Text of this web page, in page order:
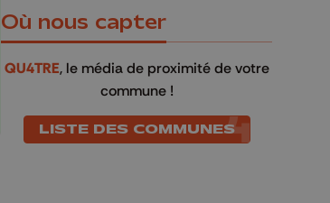
Où nous capter
QU4TRE, le média de proximité de votre
commune !
LISTE DES COMMUNES